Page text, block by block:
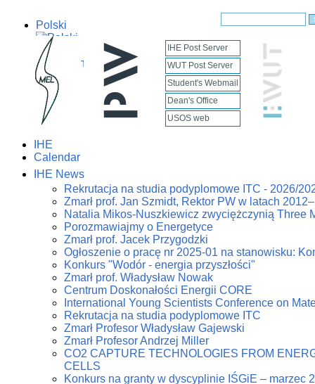
Polski
English
IHE Post Server
WUT Post Server
Student's Webmail
Dean's Office
USOS web
IHE
Calendar
IHE News
Rekrutacja na studia podyplomowe ITC - 2026/
Zmarł prof. Jan Szmidt, Rektor PW w latach
Natalia Mikos-Nuszkiewicz zwyciężczynią Three
Porozmawiajmy o Energetyce
Zmarł prof. Jacek Przygodzki
Ogłoszenie o pracę nr 2025-01 na stanowisku:
Konkurs "Wodór - energia przyszłości"
Zmarł prof. Władysław Nowak
Centrum Doskonałości Energii CORE
International Young Scientists Conference on
Rekrutacja na studia podyplomowe ITC
Zmarł Profesor Władysław Gajewski
Zmarł Profesor Andrzej Miller
CO2 CAPTURE TECHNOLOGIES FROM
CELLS
Konkurs na granty w dyscyplinie IŚGiE – marzec